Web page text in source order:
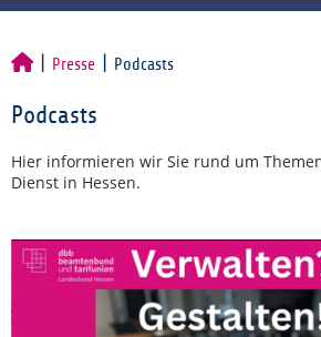
Presse Podcasts
Podcasts
Hier informieren wir Sie rund um
Dienst in Hessen.